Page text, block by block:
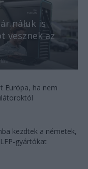
náluk is
vesznek az
Európa, ha nem
kezdtek a németek,
gyártókat